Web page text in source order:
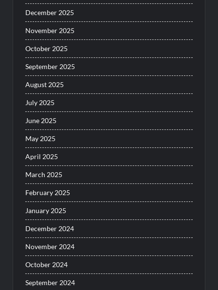
December 2025
November 2025
October 2025
September 2025
August 2025
July 2025
June 2025
May 2025
April 2025
March 2025
February 2025
January 2025
December 2024
November 2024
October 2024
September 2024